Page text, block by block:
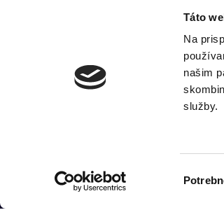
Táto
Na
našim
služby.
Dvořákovo nábrežie 8/A, 811 02